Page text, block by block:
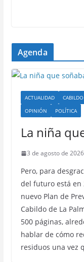
Agenda
ACTUALIDAD CABILDO
OPINIÓN
POLÍTICA
La niña
3 de agosto de 2026
Pero, para
del futuro está en
nuevo Plan de
Cabildo de La
500 páginas,
hablar de cómo
residuos una vez